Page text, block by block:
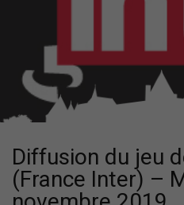
Diffusion du jeu
(France Inter) –